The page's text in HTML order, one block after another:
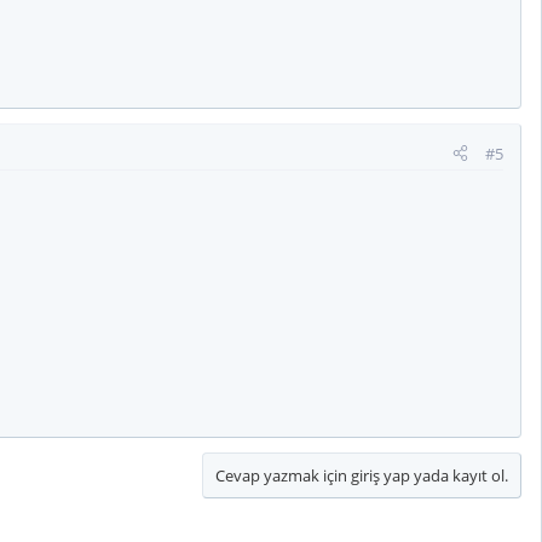
#5
Cevap yazmak için giriş yap yada kayıt ol.